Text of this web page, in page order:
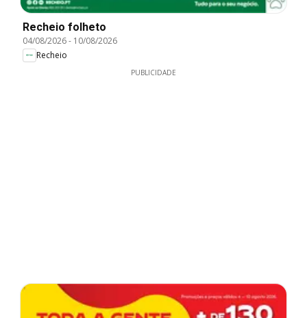
Recheio folheto
04/08/2026- 10/08/2026
Recheio
PUBLICIDADE